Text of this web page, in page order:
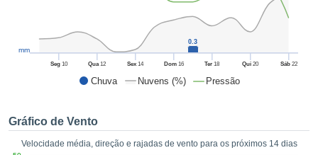
a
todos os
no
como
um perfil
Chuva Nuvens (%) Pressão
Seg10 Qua12 Sex 14 Dom16 Ter 18 Qui 20 Sáb22
mm
0.3
Gráfico de Vento
Velocidade média, direção e rajadas de vento para os próximos 14 dias